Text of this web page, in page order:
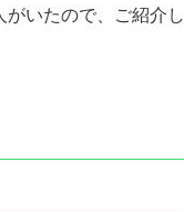
いたので、ご紹介し